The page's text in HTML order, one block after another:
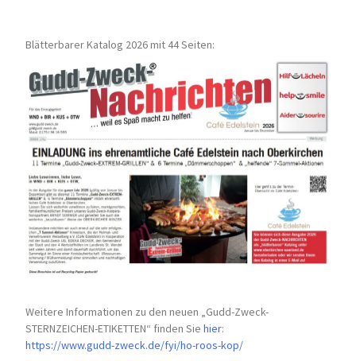
Blätterbarer Katalog 2026 mit 44 Seiten:
Weitere Informationen zu den neuen „Gudd-Zweck-
STERNZEICHEN-ETIKETTEN“ finden Siehier:
https://www.gudd-zweck.de/fyi/ho-roos-kop/